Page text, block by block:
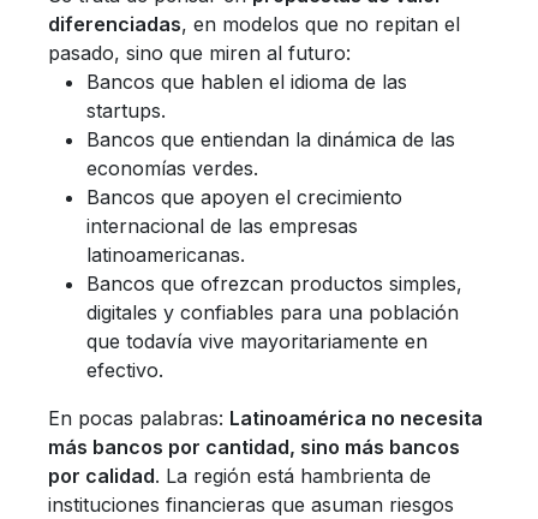
diferenciadas, en modelos que no repitan el
pasado, sino que miren al futuro:
Bancos que hablen el idioma de las
startups.
Bancos que entiendan la dinámica de las
economías verdes.
Bancos que apoyen el crecimiento
internacional de las empresas
latinoamericanas.
Bancos que ofrezcan productos simples,
digitales y confiables para una población
que todavía vive mayoritariamente en
efectivo.
En pocas palabras: Latinoamérica no necesita
más bancos por cantidad, sino más bancos
por calidad. La región está hambrienta de
instituciones financieras que asuman riesgos